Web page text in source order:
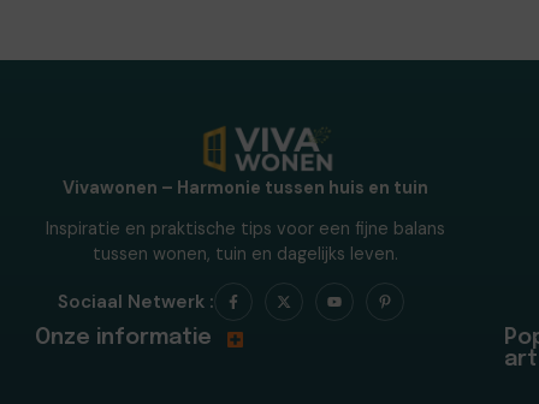
Vivawonen – Harmonie tussen huis en tuin
Inspiratie en praktische tips voor een fijne balans
tussen wonen, tuin en dagelijks leven.
Sociaal Netwerk :
Onze informatie